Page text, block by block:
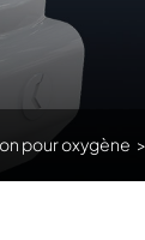
pour oxygène >